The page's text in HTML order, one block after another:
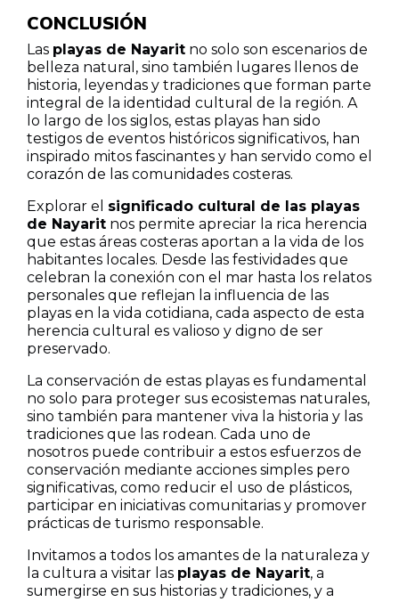
CONCLUSIÓN
Las playas de Nayarit no solo son escenarios de
belleza natural, sino también lugares llenos de
historia, leyendas y tradiciones que forman parte
integral de la identidad cultural de la región. A
lo largo de los siglos, estas playas han sido
testigos de eventos históricos significativos, han
inspirado mitos fascinantes y han servido como el
corazón de las comunidades costeras.
Explorar el significado cultural de las playas
de Nayarit nos permite apreciar la rica herencia
que estas áreas costeras aportan a la vida de los
habitantes locales. Desde las festividades que
celebran la conexión con el mar hasta los relatos
personales que reflejan la influencia de las
playas en la vida cotidiana, cada aspecto de esta
herencia cultural es valioso y digno de ser
preservado.
La conservación de estas playas es fundamental
no solo para proteger sus ecosistemas naturales,
sino también para mantener viva la historia y las
tradiciones que las rodean. Cada uno de
nosotros puede contribuir a estos esfuerzos de
conservación mediante acciones simples pero
significativas, como reducir el uso de plásticos,
participar en iniciativas comunitarias y promover
prácticas de turismo responsable.
Invitamos a todos los amantes de la naturaleza y
la cultura a visitar las playas de Nayarit, a
sumergirse en sus historias y tradiciones, y a